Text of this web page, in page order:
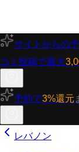
サイトからの
コミ投稿で最大
予約で3%還元
レバノン